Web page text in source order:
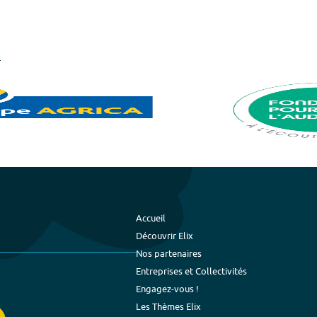
Accueil
Découvrir Elix
Nos partenaires
Entreprises et Collectivités
Engagez-vous !
Les Thèmes Elix